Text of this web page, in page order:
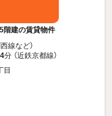
階建の賃貸物件
西線など）
4分 （近鉄京都線）
目